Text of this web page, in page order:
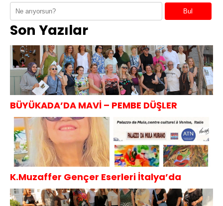
Bul
Son Yazılar
BÜYÜKADA’DA MAVİ – PEMBE DÜŞLER
K.Muzaffer Gençer Eserleri İtalya’da